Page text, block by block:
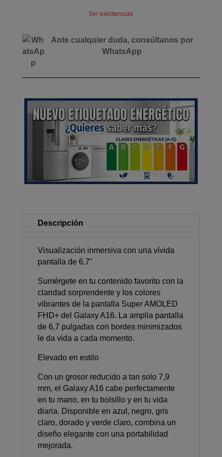
Sin existencias
Ante cualquier duda, consúltanos por
WhatsApp
Descripción
Visualización inmersiva con una vívida
pantalla de 6,7"
Sumérgete en tu contenido favorito con la
claridad sorprendente y los colores
vibrantes de la pantalla Super AMOLED
FHD+ del Galaxy A16. La amplia pantalla
de 6,7 pulgadas con bordes minimizados
le da vida a cada momento.
Elevado en estilo
Con un grosor reducido a tan solo 7,9
mm, el Galaxy A16 cabe perfectamente
en tu mano, en tu bolsillo y en tu vida
diaria. Disponible en azul, negro, gris
claro, dorado y verde claro, combina un
diseño elegante con una portabilidad
mejorada.